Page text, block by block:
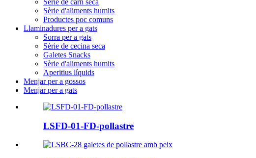
Sèrie d'aliments humits
Productes poc comuns
Llaminadures per a gats
Sorra per a gats
Sèrie de cecina seca
Galetes Snacks
Sèrie d'aliments humits
Aperitius líquids
Menjar per a gossos
Menjar per a gats
LSFD-01-FD-pollastre